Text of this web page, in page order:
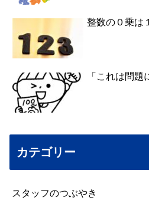
整数の０乗は
「これは問
カテゴリー
スタッフのつぶやき